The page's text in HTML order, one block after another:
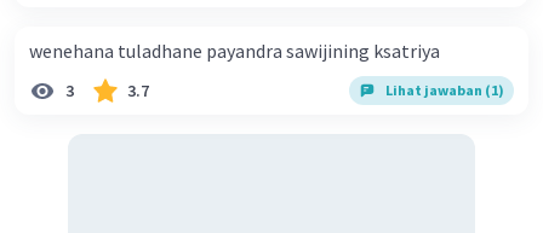
wenehana tuladhane payandra sawijining ksatriya
3 3.7 Lihat jawaban (1)